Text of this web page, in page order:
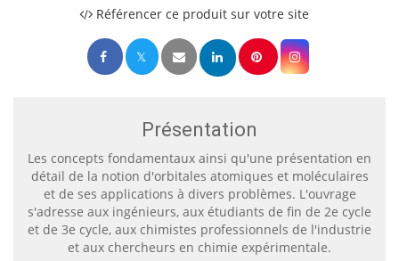
Référencer ce produit sur votre site
Présentation
Les concepts fondamentaux ainsi qu'une présentation en
détail de la notion d'orbitales atomiques et moléculaires
et de ses applications à divers problèmes. L'ouvrage
s'adresse aux ingénieurs, aux étudiants de fin de 2e cycle
et de 3e cycle, aux chimistes professionnels de l'industrie
et aux chercheurs en chimie expérimentale.